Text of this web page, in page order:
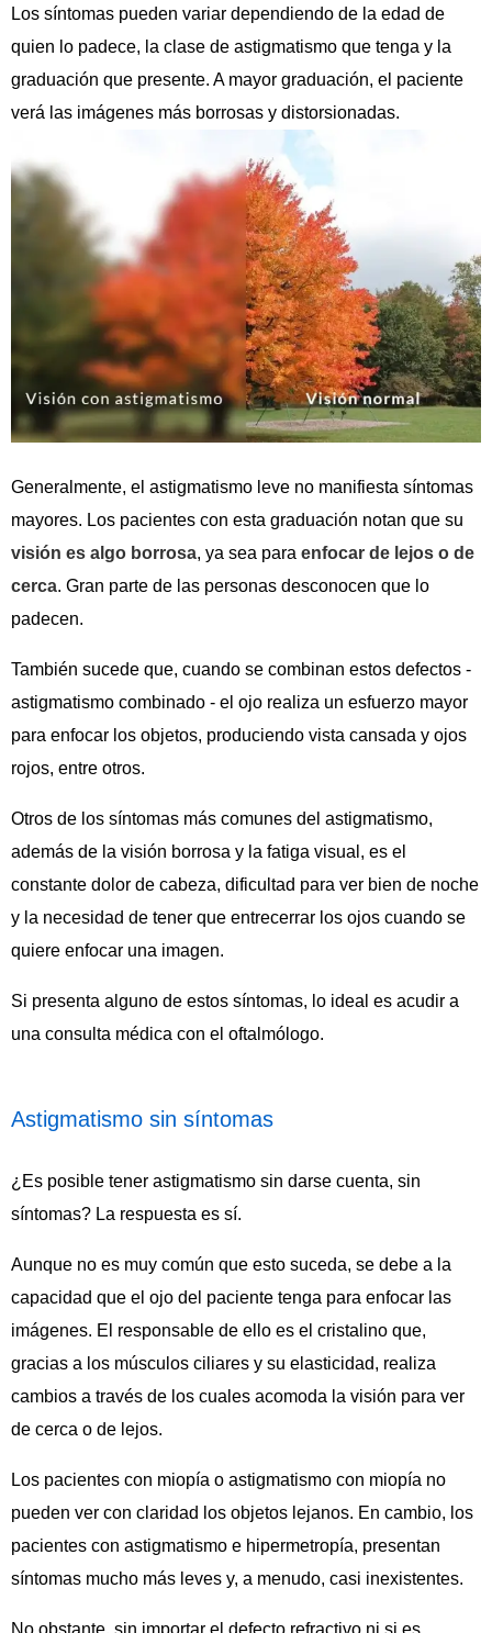
Los síntomas pueden variar dependiendo de la edad de
quien lo padece, la clase de astigmatismo que tenga y la
graduación que presente. A mayor graduación, el paciente
verá las imágenes más borrosas y distorsionadas.
Generalmente, el astigmatismo leve no manifiesta síntomas
mayores. Los pacientes con esta graduación notan que su
visión es algo borrosa, ya sea para enfocar de lejos o de
cerca. Gran parte de las personas desconocen que lo
padecen.
También sucede que, cuando se combinan estos defectos -
astigmatismo combinado - el ojo realiza un esfuerzo mayor
para enfocar los objetos, produciendo vista cansada y ojos
rojos, entre otros.
Otros de los síntomas más comunes del astigmatismo,
además de la visión borrosa y la fatiga visual, es el
constante dolor de cabeza, dificultad para ver bien de noche
y la necesidad de tener que entrecerrar los ojos cuando se
quiere enfocar una imagen.
Si presenta alguno de estos síntomas, lo ideal es acudir a
una consulta médica con el oftalmólogo.
Astigmatismo sin síntomas
¿Es posible tener astigmatismo sin darse cuenta, sin
síntomas? La respuesta es sí.
Aunque no es muy común que esto suceda, se debe a la
capacidad que el ojo del paciente tenga para enfocar las
imágenes. El responsable de ello es el cristalino que,
gracias a los músculos ciliares y su elasticidad, realiza
cambios a través de los cuales acomoda la visión para ver
de cerca o de lejos.
Los pacientes con miopía o astigmatismo con miopía no
pueden ver con claridad los objetos lejanos. En cambio, los
pacientes con astigmatismo e hipermetropía, presentan
síntomas mucho más leves y, a menudo, casi inexistentes.
No obstante, sin importar el defecto refractivo ni si es